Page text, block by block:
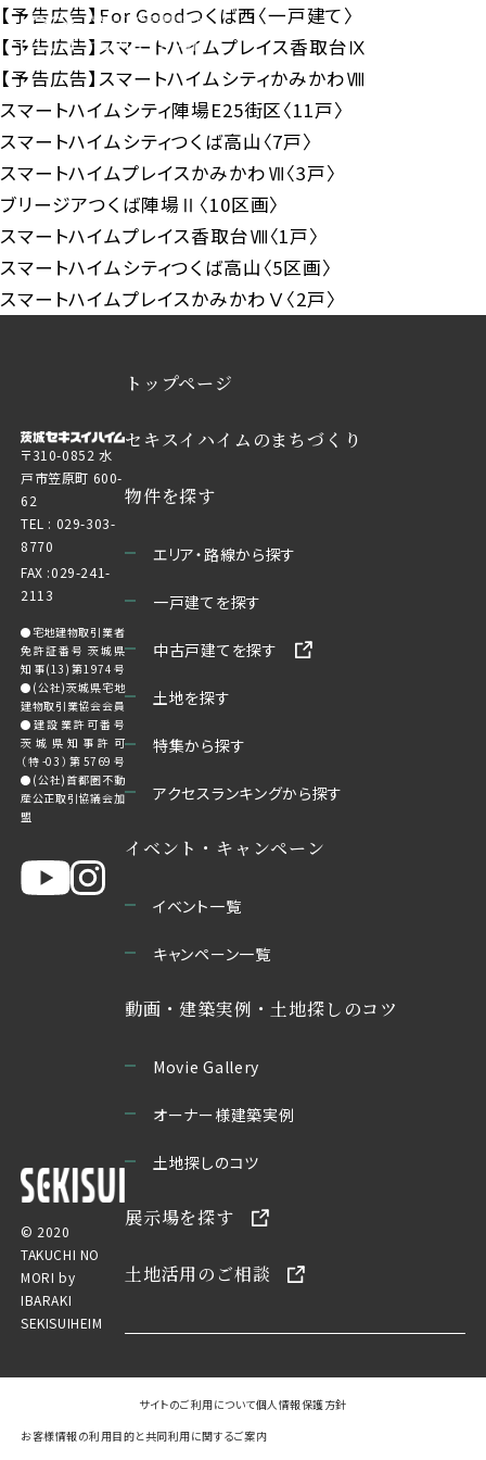
【予告広告】For Goodつくば西〈一戸建て〉
【予告広告】スマートハイムプレイス香取台Ⅸ
【予告広告】スマートハイムシティかみかわⅧ
スマートハイムシティ陣場E25街区〈11戸〉
スマートハイムシティつくば高山〈7戸〉
スマートハイムプレイスかみかわⅦ〈3戸〉
ブリージアつくば陣場Ⅱ〈10区画〉
スマートハイムプレイス香取台Ⅷ〈1戸〉
スマートハイムシティつくば高山〈5区画〉
スマートハイムプレイスかみかわⅤ〈2戸〉
〒310-0852 水
戸市笠原町 600-
62
TEL : 029-303-
8770
FAX :029-241-
2113
●宅地建物取引業者
免許証番号 茨城県
知事(13)第1974号
●(公社)茨城県宅地
建物取引業協会会員
●建設業許可番号
茨城県知事許可
（特-03）第5769号
●(公社)首都圏不動
産公正取引協議会加
盟
© 2020
TAKUCHI NO
MORI by
IBARAKI
SEKISUIHEIM
トップページ
セキスイハイムのまちづくり
物件を探す
エリア・路線から探す
一戸建てを探す
中古戸建てを探す
土地を探す
特集から探す
アクセスランキングから探す
イベント・キャンペーン
イベント一覧
キャンペーン一覧
動画・建築実例・土地探しのコツ
Movie Gallery
オーナー様建築実例
土地探しのコツ
展示場を探す
土地活用のご相談
サイトのご利用について個人情報保護方針
お客様情報の利用目的と共同利用に関するご案内